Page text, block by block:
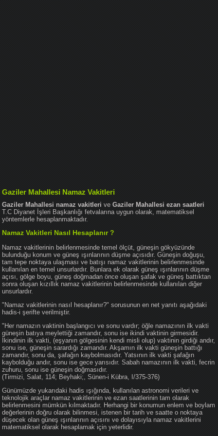
Gaziler Mahallesi Namaz Vakitleri
Gaziler Mahallesi namaz vakitleri veGaziler Mahallesi ezan saatleri
T.C Diyanet İşleri Başkanlığı fetvalarına uygun olarak, matematiksel
yöntemlerle hesaplanmaktadır.
Namaz Vakitleri Nasıl Hesaplanır ?
Namaz vakitlerinin belirlenmesinde temel ölçüt, güneşin gökyüzünde
bulunduğu konum ve güneş ışınlarının düşme açısıdır. Güneşin doğuşu,
tam tepe noktaya ulaşması ve batışı namaz vakitlerinin belirlenmesinde
kullanılan en temel unsurlardır. Bunlara ek olarak güneş ışınlarının düşme
açısı, gölge boyu, güneş doğmadan önce oluşan şafak ve güneş battıktan
sonra oluşan kızıllık namaz vakitlerinin belirlenmesinde kullanılan diğer
unsurlardır.
"Namaz vakitlerinin nasıl hesaplanır?" sorusunun en net yanıtı aşağıdaki
hadis-i şerifte verilmiştir.
"Her namazın vaktinin başlangıcı ve sonu vardır; öğle namazının ilk vakti
güneşin batıya meylettiği zamandır, sonu ise ikindi vaktinin girmesidir.
İkindinin ilk vakti, (eşyanın gölgesinin kendi misli olup) vaktinin girdiği andır,
sonu ise, güneşin sarardığı zamandır. Akşamın ilk vakti güneşin battığı
zamandır, sonu da, şafağın kaybolmasıdır. Yatsının ilk vakti şafağın
kaybolduğu andır, sonu ise gece yarısıdır. Sabah namazının ilk vakti, fecrin
zuhuru, sonu ise güneşin doğmasıdır.
(Tirmizi, Salat, 114; Beyhaki;, Sünen-i Kübra, I/375-376)
Günümüzde yukarıdaki hadis ışığında, kullanılan astronomi verileri ve
teknolojik araçlar namaz vakitlerinin ve ezan saatlerinin tam olarak
belirlenmesini mümkün kılmaktadır. Herhangi bir konumun enlem ve boylam
değerlerinin doğru olarak bilinmesi, istenen bir tarih ve saatte o noktaya
düşecek olan güneş ışınlarının açısını ve dolayısıyla namaz vakitlerini
matematiksel olarak hesaplamak için yeterlidir.